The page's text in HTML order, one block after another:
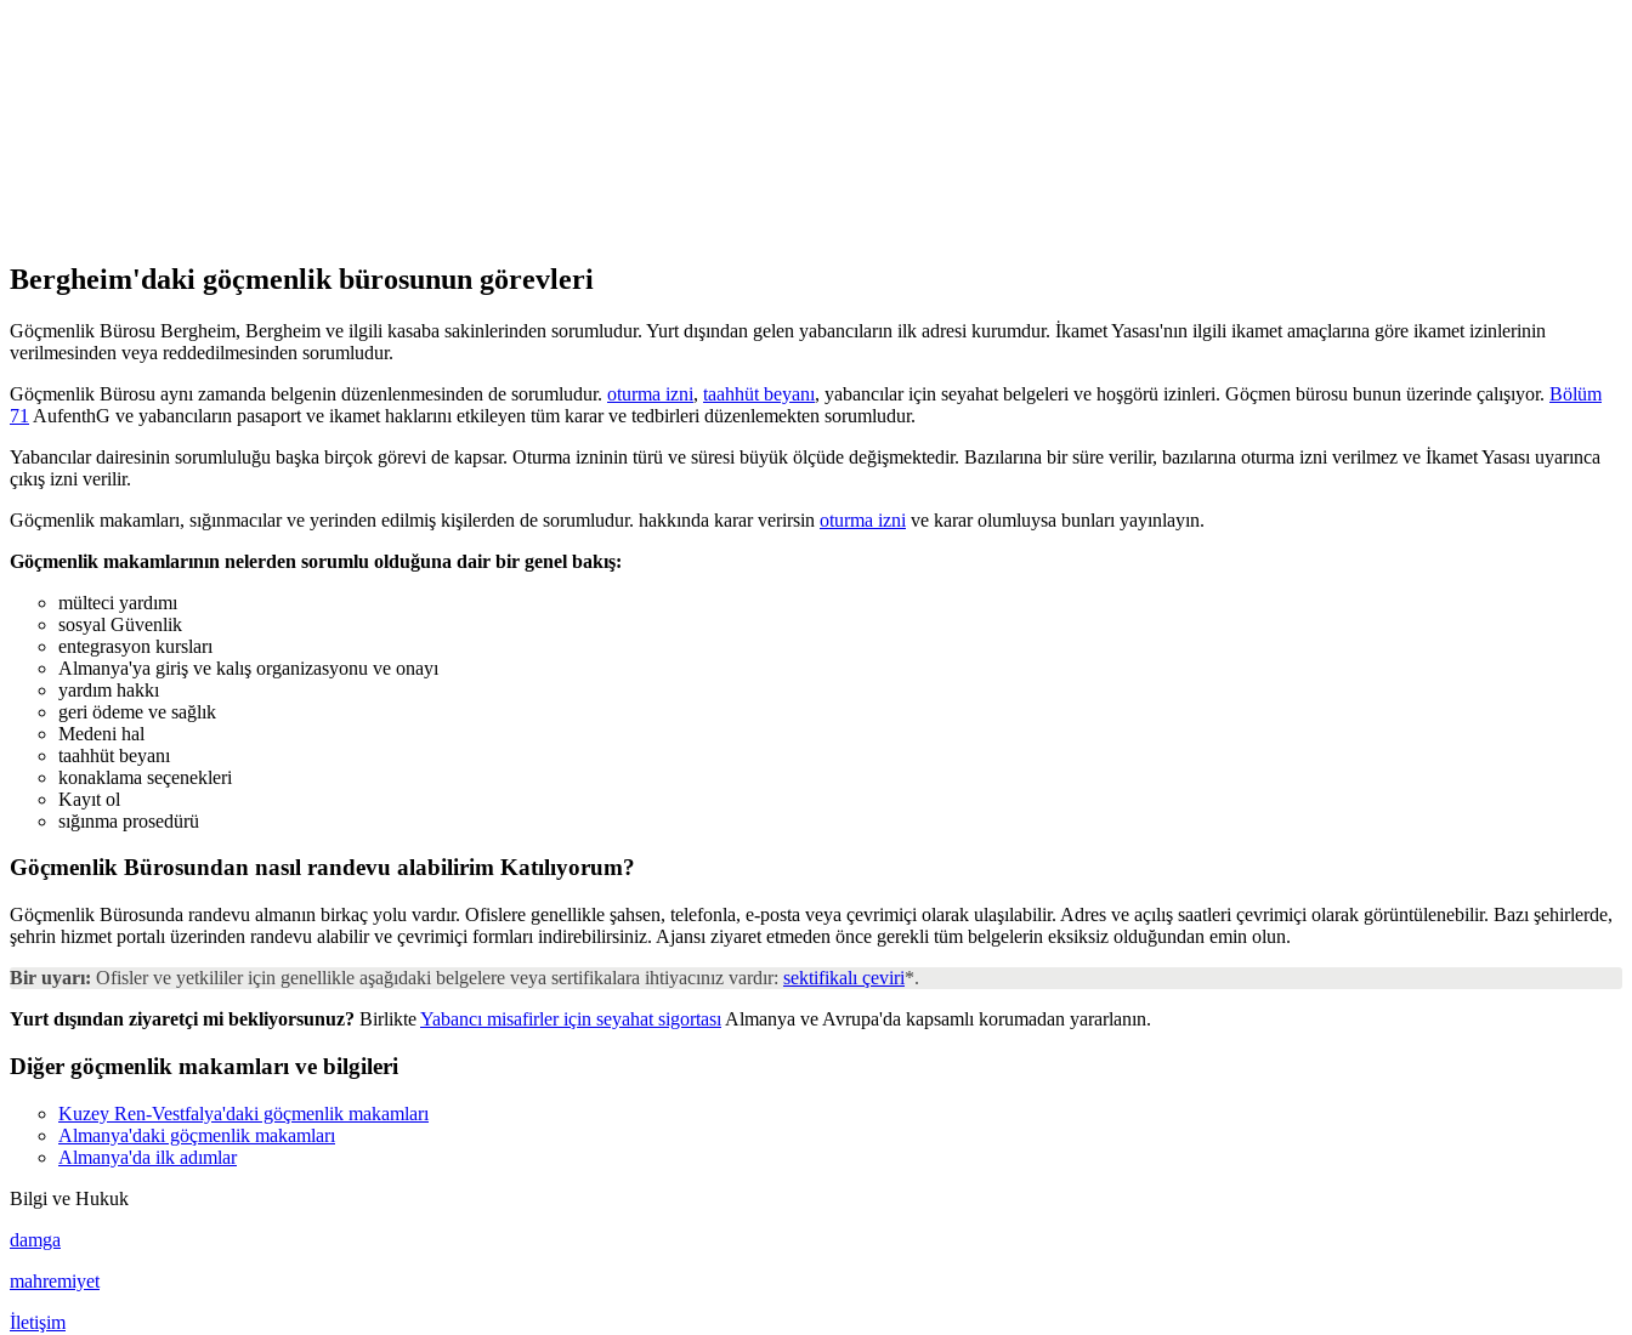
Bergheim'daki göçmenlik bürosunun görevleri
Göçmenlik Bürosu Bergheim, Bergheim ve ilgili kasaba sakinlerinden sorumludur. Yurt dışından gelen yabancıların ilk adresi kurumdur. İkamet Yasası'nın ilgili ikamet amaçlarına göre ikamet izinlerinin
verilmesinden veya reddedilmesinden sorumludur.
Göçmenlik Bürosu aynı zamanda belgenin düzenlenmesinden de sorumludur. oturma izni, taahhüt beyanı, yabancılar için seyahat belgeleri ve hoşgörü izinleri. Göçmen bürosu bunun üzerinde çalışıyor. Bölüm
71 AufenthG ve yabancıların pasaport ve ikamet haklarını etkileyen tüm karar ve tedbirleri düzenlemekten sorumludur.
Yabancılar dairesinin sorumluluğu başka birçok görevi de kapsar. Oturma izninin türü ve süresi büyük ölçüde değişmektedir. Bazılarına bir süre verilir, bazılarına oturma izni verilmez ve İkamet Yasası uyarınca
çıkış izni verilir.
Göçmenlik makamları, sığınmacılar ve yerinden edilmiş kişilerden de sorumludur. hakkında karar verirsin oturma izni ve karar olumluysa bunları yayınlayın.
Göçmenlik makamlarının nelerden sorumlu olduğuna dair bir genel bakış:
mülteci yardımı
sosyal Güvenlik
entegrasyon kursları
Almanya'ya giriş ve kalış organizasyonu ve onayı
yardım hakkı
geri ödeme ve sağlık
Medeni hal
taahhüt beyanı
konaklama seçenekleri
Kayıt ol
sığınma prosedürü
Göçmenlik Bürosundan nasıl randevu alabilirim Katılıyorum?
Göçmenlik Bürosunda randevu almanın birkaç yolu vardır. Ofislere genellikle şahsen, telefonla, e-posta veya çevrimiçi olarak ulaşılabilir. Adres ve açılış saatleri çevrimiçi olarak görüntülenebilir. Bazı şehirlerde,
şehrin hizmet portalı üzerinden randevu alabilir ve çevrimiçi formları indirebilirsiniz. Ajansı ziyaret etmeden önce gerekli tüm belgelerin eksiksiz olduğundan emin olun.
Bir uyarı: Ofisler ve yetkililer için genellikle aşağıdaki belgelere veya sertifikalara ihtiyacınız vardır: sektifikalı çeviri*.
Yurt dışından ziyaretçi mi bekliyorsunuz? BirlikteYabancı misafirler için seyahat sigortası Almanya ve Avrupa'da kapsamlı korumadan yararlanın.
Diğer göçmenlik makamları ve bilgileri
Kuzey Ren-Vestfalya'daki göçmenlik makamları
Almanya'daki göçmenlik makamları
Almanya'da ilk adımlar
Bilgi ve Hukuk
damga
mahremiyet
İletişim